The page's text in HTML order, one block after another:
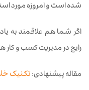
شده است و امروزه مورد
اگر شما هم علاقمند به
رایج در مدیریت کسب و کار
مقاله پیشنهادی:تکنیک